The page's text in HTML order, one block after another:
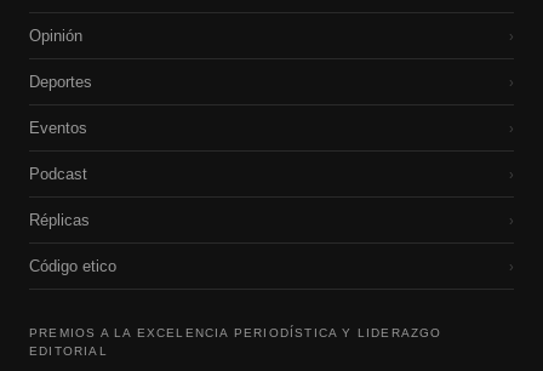
Opinión ›
Deportes ›
Eventos ›
Podcast ›
Réplicas ›
Código etico ›
PREMIOS A LA EXCELENCIA PERIODÍSTICA Y LIDERAZGO
EDITORIAL